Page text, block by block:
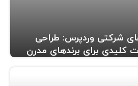
شرکتی وردپرس: طراحی
کلیدی برای برندهای مدرن